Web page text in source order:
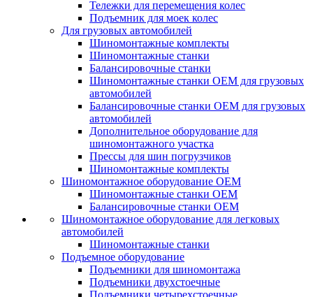
Тележки для перемещения колес
Подъемник для моек колеc
Для грузовых автомобилей
Шиномонтажные комплекты
Шиномонтажные станки
Балансировочные станки
Шиномонтажные станки ОЕМ для грузовых
автомобилей
Балансировочные станки ОЕМ для грузовых
автомобилей
Дополнительное оборудование для
шиномонтажного участка
Прессы для шин погрузчиков
Шиномонтажные комплекты
Шиномонтажное оборудование ОЕМ
Шиномонтажные станки ОЕМ
Балансировочные станки ОЕМ
Шиномонтажное оборудование для легковых
автомобилей
Шиномонтажные станки
Подъемное оборудование
Подъемники для шиномонтажа
Подъемники двухстоечные
Подъемники четырехстоечные